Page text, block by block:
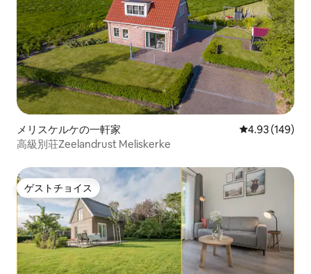
メリスケルケの一軒家 レビュー149
4.93 (149)
高級別荘Zeelandrust Meliskerke
ゲストチョイス
ゲストチョイス